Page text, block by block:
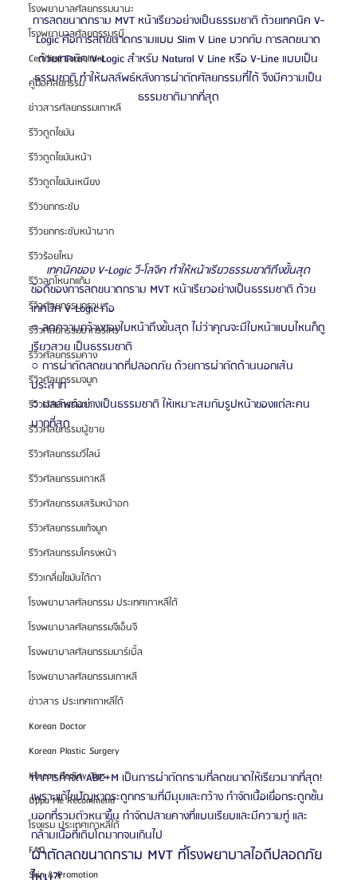
โรงพยาบาลศัลยกรรมนานะ
โรงพยาบาลศัลยกรรมรูบี
Certified Consultant
คู่มือศัลยกรรม
ข่าวสารศัลยกรรมเกาหลี
รีวิวดูดไขมัน
รีวิวดูดไขมันหน้า
รีวิวดูดไขมันเหนียง
รีวิวยกกระชับ
รีวิวยกกระชับหน้าผาก
รีวิวร้อยไหม
รีวิวลดโหนกแก้ม
รีวิวศัลยกรรมกราม
รีวิวศัลยกรรมขากรรไกร
รีวิวศัลยกรรมคาง
รีวิวศัลยกรรมจมูก
รีวิวศัลยกรรมตา
รีวิวศัลยกรรมผู้ชาย
รีวิวศัลยกรรมวีไลน์
รีวิวศัลยกรรมเกาหลี
รีวิวศัลยกรรมเสริมหน้าอก
รีวิวศัลยกรรมแก้จมูก
รีวิวศัลยกรรมโครงหน้า
รีวิวเกลี่ยไขมันใต้ตา
โรงพยาบาลศัลยกรรม ประเทศเกาหลีใต้
โรงพยาบาลศัลยกรรมจีเอ็นจี
โรงพยาบาลศัลยกรรมมาร์เบิ้ล
โรงพยาบาลศัลยกรรมเกาหลี
ข่าวสาร ประเทศเกาหลีใต้
Korean Doctor
Korean Plastic Surgery
Korean Beauty Tips
Oppa Me Recommend
โรงแรม ประเทศเกาหลีใต้
FAQ
Skin & Promotion
การลดขนาดกราม MVT หน้าเรียวอย่างเป็นธรรมชาติ ด้วยเทคนิค V-
Logic คือการลดขนาดกรามแบบ Slim V Line บวกกับ การลดขนาด
ด้วยเทคนิค V-Logic สำหรับ Natural V Line หรือ V-Line แบบเป็น
ธรรมชาติ ทำให้ผลลัพธ์หลังการผ่าตัดศัลยกรรมที่ได้ จึงมีความเป็น
ธรรมชาติมากที่สุด
เทคนิคของ V-Logic วี-โลจิค ทำให้หน้าเรียวธรรมชาติถึงขั้นสุด
ข้อดีของการลดขนาดกราม MVT หน้าเรียวอย่างเป็นธรรมชาติ ด้วย
เทคนิค V-Logic คือ
○ ลดความกว้างของใบหน้าถึงขั้นสุด ไม่ว่าคุณจะมีใบหน้าแบบไหนก็ดู
เรียวสวย เป็นธรรมชาติ
○ การผ่าตัดลดขนาดที่ปลอดภัย ด้วยการผ่าตัดด้านนอกเส้น
ประสาท
○ ผลลัพท์อย่างเป็นธรรมชาติ ให้เหมาะสมกับรูปหน้าของแต่ละคน
มากที่สุด
ทำการกำจัด ABC+M เป็นการผ่าตัดกรามที่ลดขนาดให้เรียวมากที่สุด!
เพราะแก้ไขปัญหากระดูกกรามที่มีมุมและกว้าง กำจัดเนื้อเยื่อกระดูกชั้น
นอกที่รวมตัวหนาขึ้น กำจัดปลายคางที่แบนเรียบและมีความทู่ และ
กล้ามเนื้อที่เติบโตมากจนเกินไป
ผ่าตัดลดขนาดกราม MVT ที่โรงพยาบาลไอดีปลอดภัย